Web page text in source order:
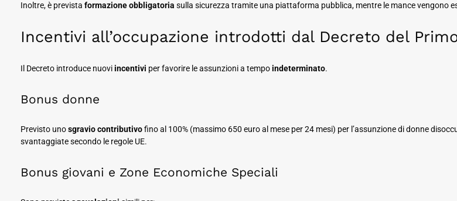
Inoltre, è prevista formazione obbligatoria sulla sicurezza tramite una piattaforma pubblica, mentre le mance vengono
Incentivi all’occupazione introdotti dal Decreto del
Il Decreto introduce nuoviincentivi per favorire le assunzioni a tempoindeterminato.
Bonus donne
Previsto unosgravio contributivofino al 100% (massimo 650 euro al mese per 24 mesi) per l’assunzione di donne
svantaggiate secondo le regole UE.
Bonus giovani e Zone Economiche Speciali